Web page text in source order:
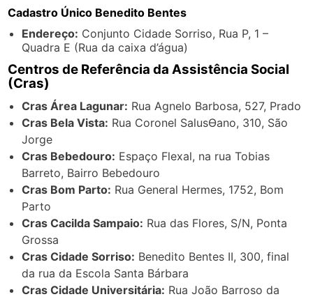
Cadastro Único Benedito Bentes
Endereço: Conjunto Cidade Sorriso, Rua P, 1 –
Quadra E (Rua da caixa d’água)
Centros de Referência da Assistência Social
(Cras)
Cras Área Lagunar: Rua Agnelo Barbosa, 527, Prado
Cras Bela Vista: Rua Coronel SalusƟano, 310, São
Jorge
Cras Bebedouro: Espaço Flexal, na rua Tobias
Barreto, Bairro Bebedouro
Cras Bom Parto: Rua General Hermes, 1752, Bom
Parto
Cras Cacilda Sampaio: Rua das Flores, S/N, Ponta
Grossa
Cras Cidade Sorriso: Benedito Bentes II, 300, final
da rua da Escola Santa Bárbara
Cras Cidade Universitária: Rua João Barroso da